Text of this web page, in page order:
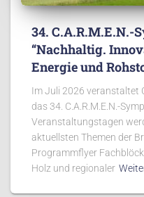
34. C.A.R.M.E.N.-
“Nachhaltig.
Energie und
Im Juli 2026 veranstaltet
das 34. C.A.R.M.E.N.-
Veranstaltungstagen
aktuellsten Themen der
Programmflyer
Holz und regionaler